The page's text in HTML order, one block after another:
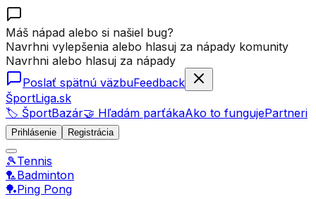
Máš nápad alebo si našiel bug?
Navrhni vylepšenia alebo hlasuj za nápady komunity
Navrhni alebo hlasuj za nápady
Poslať spätnú väzbuFeedback
ŠportLiga.sk
🏷️ ŠportBazár🤝 Hľadám parťákaAko to fungujePartneri
Prihlásenie Registrácia
🎾Tennis
🏸Badminton
🏓Ping Pong